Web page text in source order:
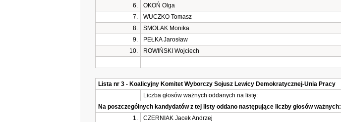
6.
OKOŃ Olga
7.
WUCZKO Tomasz
8.
SMOLAK Monika
9.
PEŁKA Jarosław
10.
ROWIŃSKI Wojciech
Lista nr 3 - Koalicyjny Komitet Wyborczy Sojusz Lewicy Demokratycznej-Unia Pracy
Liczba głosów ważnych oddanych na listę:
Na poszczególnych kandydatów z tej listy oddano następujące liczby głosów ważnych:
1.
CZERNIAK Jacek Andrzej